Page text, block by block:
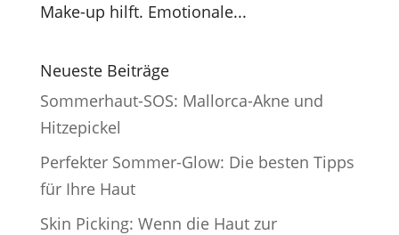
Make-up hilft. Emotionale...
Neueste Beiträge
Sommerhaut-SOS: Mallorca-Akne und
Hitzepickel
Perfekter Sommer-Glow: Die besten Tipps
für Ihre Haut
Skin Picking: Wenn die Haut zur